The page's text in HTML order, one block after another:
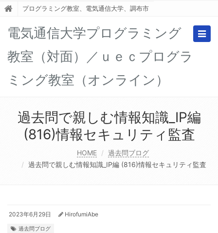
プログラミング教室、電気通信大学、調布市
電気通信大学プログラミング
教室（対面）／ｕｅｃプログラ
ミング教室（オンライン）
過去問で親しむ情報知識_IP編
(816)情報セキュリティ監査
HOME
過去問ブログ
過去問で親しむ情報知識_IP編 (816)情報セキュリティ監査
2023年6月29日 HirofumiAbe
過去問ブログ